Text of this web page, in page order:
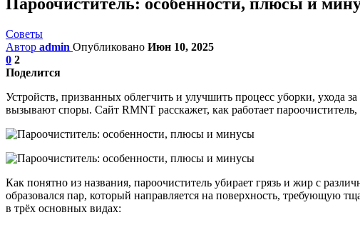
Советы
Автор admin Опубликовано Июн 10, 2025
0 2
Поделится
Устройств, призванных облегчить и улучшить процесс уборки, ухода
вызывают споры. Сайт RMNT расскажет, как работает
Как понятно из названия, пароочиститель убирает грязь и жир с
образовался пар, который направляется на поверхность, требующую
в трёх основных видах: